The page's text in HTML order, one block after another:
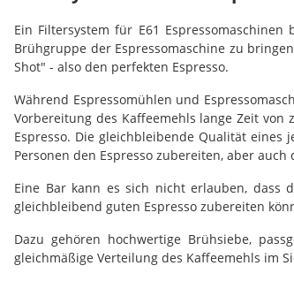
Ein Filtersystem für E61
Brühgruppe der Espressomaschine zu
Shot" - also den perfekten Espresso.
Während Espressomühlen und
Vorbereitung des Kaffeemehls lange Zeit
Espresso. Die gleichbleibende Qualität
Personen den Espresso zubereiten, aber
Eine Bar kann es sich nicht erlauben, dass
gleichbleibend guten Espresso zubereiten
Dazu gehören hochwertige Brühsiebe,
gleichmäßige Verteilung des Kaffeemehls im